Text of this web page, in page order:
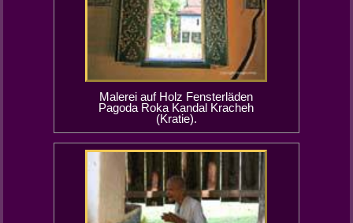
Malerei auf Holz Fensterläden
Pagoda Roka Kandal Kracheh
(Kratie).